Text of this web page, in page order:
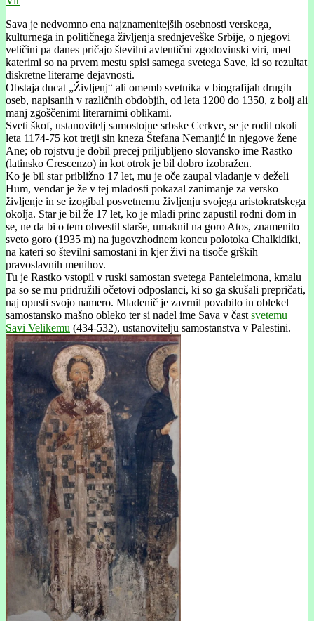
Sava je nedvomno ena najznamenitejših osebnosti verskega,
kulturnega in političnega življenja srednjeveške Srbije, o njegovi
veličini pa danes pričajo številni avtentični zgodovinski viri, med
katerimi so na prvem mestu spisi samega svetega Save, ki so rezultat
diskretne literarne dejavnosti.
Obstaja ducat „Življenj“ ali omemb svetnika v biografijah drugih
oseb, napisanih v različnih obdobjih, od leta 1200 do 1350, z bolj ali
manj zgoščenimi literarnimi oblikami.
Sveti škof, ustanovitelj samostojne srbske Cerkve, se je rodil okoli
leta 1174-75 kot tretji sin kneza Štefana Nemanjić in njegove žene
Ane; ob rojstvu je dobil precej priljubljeno slovansko ime Rastko
(latinsko Crescenzo) in kot otrok je bil dobro izobražen.
Ko je bil star približno 17 let, mu je oče zaupal vladanje v deželi
Hum, vendar je že v tej mladosti pokazal zanimanje za versko
življenje in se izogibal posvetnemu življenju svojega aristokratskega
okolja. Star je bil že 17 let, ko je mladi princ zapustil rodni dom in
se, ne da bi o tem obvestil starše, umaknil na goro Atos, znamenito
sveto goro (1935 m) na jugovzhodnem koncu polotoka Chalkidiki,
na kateri so številni samostani in kjer živi na tisoče grških
pravoslavnih menihov.
Tu je Rastko vstopil v ruski samostan svetega Panteleimona, kmalu
pa so se mu pridružili očetovi odposlanci, ki so ga skušali prepričati,
naj opusti svojo namero. Mladenič je zavrnil povabilo in oblekel
samostansko mašno obleko ter si nadel ime Sava v čast svetemu
Savi Velikemu (434-532), ustanovitelju samostanstva v Palestini.